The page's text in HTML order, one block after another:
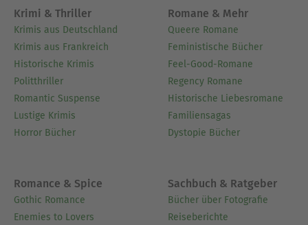
Krimi & Thriller
Krimis aus Deutschland
Krimis aus Frankreich
Historische Krimis
Politthriller
Romantic Suspense
Lustige Krimis
Horror Bücher
Romane & Mehr
Queere Romane
Feministische Bücher
Feel-Good-Romane
Regency Romane
Historische Liebesromane
Familiensagas
Dystopie Bücher
Romance & Spice
Gothic Romance
Enemies to Lovers
Sachbuch & Ratgeber
Bücher über Fotografie
Reiseberichte